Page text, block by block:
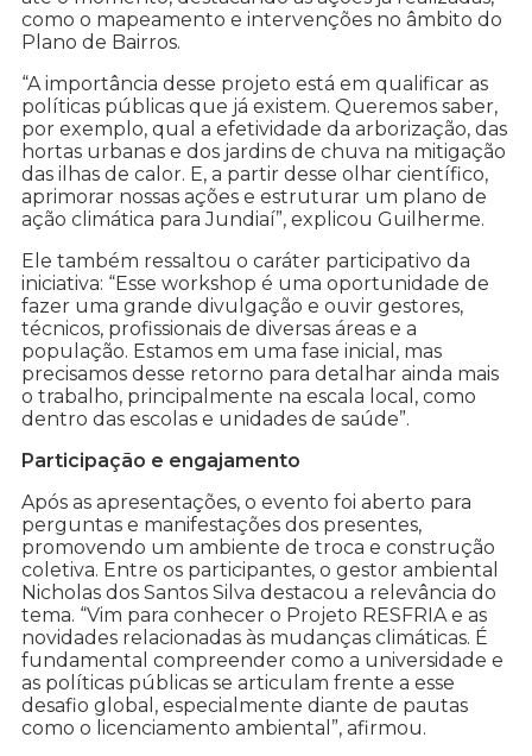
como o mapeamento e intervenções no âmbito do
Plano de Bairros.
“A importância desse projeto está em qualificar as
políticas públicas que já existem. Queremos saber,
por exemplo, qual a efetividade da arborização, das
hortas urbanas e dos jardins de chuva na mitigação
das ilhas de calor. E, a partir desse olhar científico,
aprimorar nossas ações e estruturar um plano de
ação climática para Jundiaí”, explicou Guilherme.
Ele também ressaltou o caráter participativo da
iniciativa: “Esse workshop é uma oportunidade de
fazer uma grande divulgação e ouvir gestores,
técnicos, profissionais de diversas áreas e a
população. Estamos em uma fase inicial, mas
precisamos desse retorno para detalhar ainda mais
o trabalho, principalmente na escala local, como
dentro das escolas e unidades de saúde”.
Participação e engajamento
Após as apresentações, o evento foi aberto para
perguntas e manifestações dos presentes,
promovendo um ambiente de troca e construção
coletiva. Entre os participantes, o gestor ambiental
Nicholas dos Santos Silva destacou a relevância do
tema. “Vim para conhecer o Projeto RESFRIA e as
novidades relacionadas às mudanças climáticas. É
fundamental compreender como a universidade e
as políticas públicas se articulam frente a esse
desafio global, especialmente diante de pautas
como o licenciamento ambiental”, afirmou.